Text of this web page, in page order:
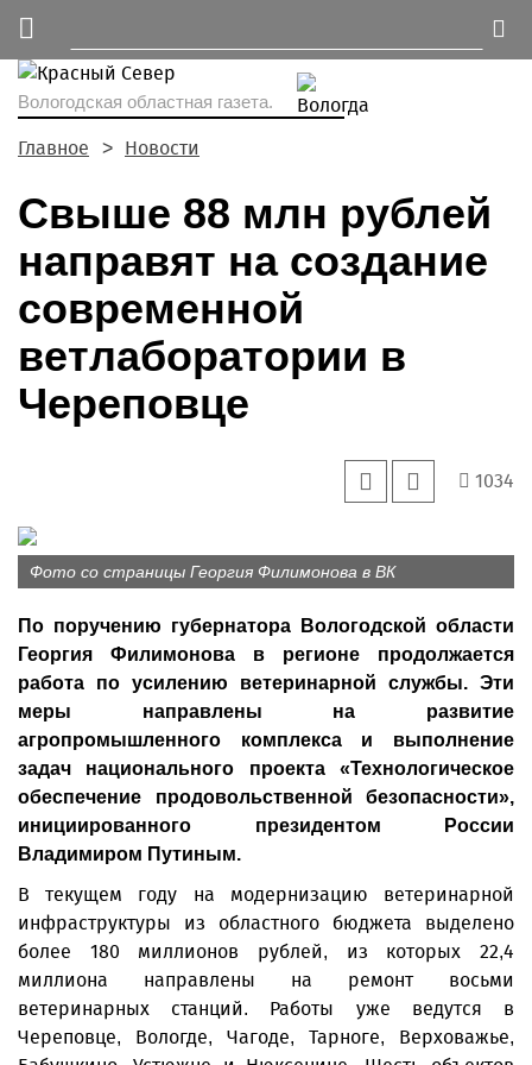
Вологодская областная газета.
Главное Новости
Свыше 88 млн рублей
направят на создание
современной
ветлаборатории в
Череповце
1034
Фото со страницы Георгия Филимонова в ВК
По поручению губернатора Вологодской области
Георгия Филимонова в регионе продолжается
работа по усилению ветеринарной службы. Эти
меры направлены на развитие
агропромышленного комплекса и выполнение
задач национального проекта «Технологическое
обеспечение продовольственной безопасности»,
инициированного президентом России
Владимиром Путиным.
В текущем году на модернизацию ветеринарной
инфраструктуры из областного бюджета выделено
более 180 миллионов рублей, из которых 22,4
миллиона направлены на ремонт восьми
ветеринарных станций. Работы уже ведутся в
Череповце, Вологде, Чагоде, Тарноге, Верховажье,